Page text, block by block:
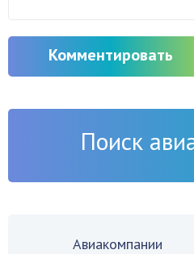
Комментировать
Поиск
Авиакомпании